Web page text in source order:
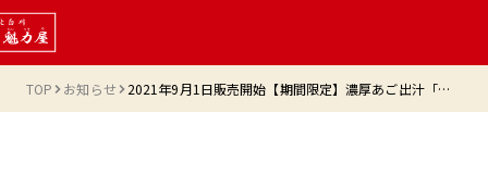
TOP お知らせ 2021年9月1日販売開始【期間限定】濃厚あご出汁「あご煮干し醤油ラーメン」！